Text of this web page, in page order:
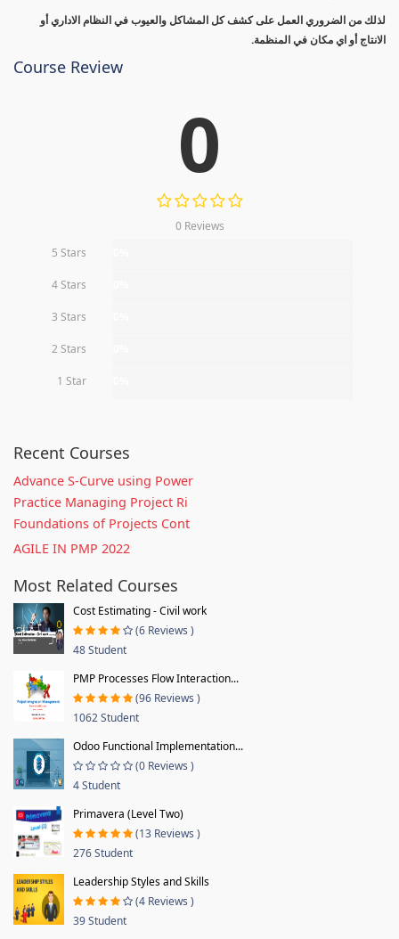
لذلك من الضروري العمل على كشف كل المشاكل والعيوب في النظام الاداري أو
الانتاج أو اي مكان في المنظمة.
Course Review
0
0 Reviews
5 Stars
4 Stars
3 Stars
2 Stars
1 Star
Recent Courses
Advance S-Curve using Power
Practice Managing Project Ri
Foundations of Projects Cont
AGILE IN PMP 2022
Most Related Courses
Cost Estimating - Civil work
(6 Reviews )
48 Student
PMP Processes Flow Interaction...
(96 Reviews )
1062 Student
Odoo Functional Implementation...
(0 Reviews )
4 Student
Primavera (Level Two)
(13 Reviews )
276 Student
Leadership Styles and Skills
(4 Reviews )
39 Student